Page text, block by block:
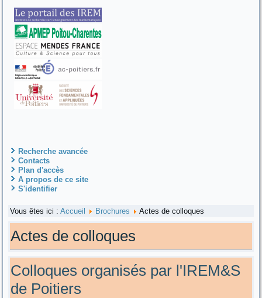
Recherche avancée
Contacts
Plan d'accès
A propos de ce site
S'identifier
Vous êtes ici :Accueil Brochures Actes de colloques
Actes de colloques
Colloques organisés par l'IREM&S
de Poitiers